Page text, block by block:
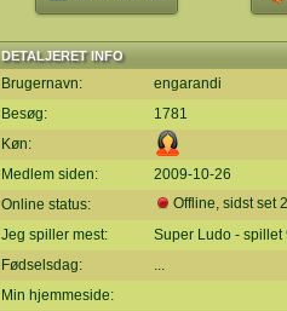
DETALJERET INFO
Brugernavn:
engarandi
Besøg:
1781
Køn:
Medlem siden:
2009-10-26
Online status:
Offline, sidst set
Jeg spiller mest:
Super Ludo - spillet
Fødselsdag:
...
Min hjemmeside: